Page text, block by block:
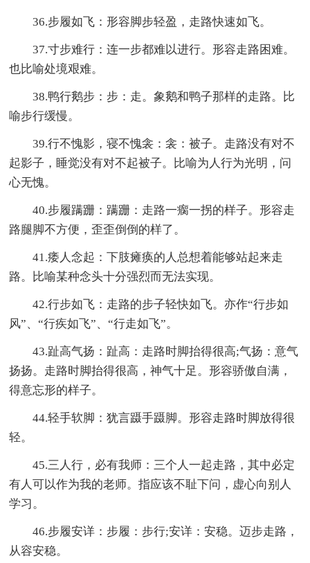
36.步履如飞：形容脚步轻盈，走路快速如飞。
37.寸步难行：连一步都难以进行。形容走路困难。
也比喻处境艰难。
38.鸭行鹅步：步：走。象鹅和鸭子那样的走路。比
喻步行缓慢。
39.行不愧影，寝不愧衾：衾：被子。走路没有对不
起影子，睡觉没有对不起被子。比喻为人行为光明，问
心无愧。
40.步履蹒跚：蹒跚：走路一瘸一拐的样子。形容走
路腿脚不方便，歪歪倒倒的样了。
41.痿人念起：下肢瘫痪的人总想着能够站起来走
路。比喻某种念头十分强烈而无法实现。
42.行步如飞：走路的步子轻快如飞。亦作“行步如
风”、“行疾如飞”、“行走如飞”。
43.趾高气扬：趾高：走路时脚抬得很高;气扬：意气
扬扬。走路时脚抬得很高，神气十足。形容骄傲自满，
得意忘形的样子。
44.轻手软脚：犹言蹑手蹑脚。形容走路时脚放得很
轻。
45.三人行，必有我师：三个人一起走路，其中必定
有人可以作为我的老师。指应该不耻下问，虚心向别人
学习。
46.步履安详：步履：步行;安详：安稳。迈步走路，
从容安稳。